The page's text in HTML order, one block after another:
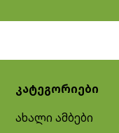
კატეგორიები
ახალი ამბები